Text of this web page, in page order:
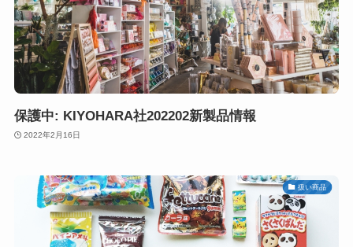
保護中: KIYOHARA社202202新製品情報
2022年2月16日
扱い商品